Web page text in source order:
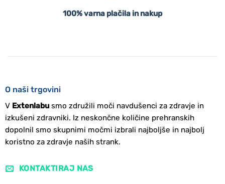
100% varna plačila in nakup
O naši trgovini
V Extenlabusmo združili moči navdušenci za zdravje in
izkušeni zdravniki. Iz neskončne količine prehranskih
dopolnil smo skupnimi močmi izbrali najboljše in najbolj
koristno za zdravje naših strank.
KONTAKTIRAJ NAS